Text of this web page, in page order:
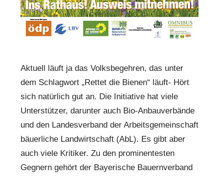
Aktuell läuft ja das Volksbegehren, das unter
dem Schlagwort „Rettet die Bienen“ läuft- Hört
sich natürlich gut an. Die Initiative hat viele
Unterstützer, darunter auch Bio-Anbauverbände
und den Landesverband der Arbeitsgemeinschaft
bäuerliche Landwirtschaft (AbL). Es gibt aber
auch viele Kritiker. Zu den prominentesten
Gegnern gehört der Bayerische Bauernverband